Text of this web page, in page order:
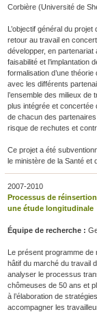
Corbière (Université de
L’objectif général du
retour au travail en
développer, en
faisabilité et l’implantation
formalisation d’une
avec les différents
l’ensemble des milieux
plus intégrée et concertée
de chacun des
risque de rechutes et
Ce projet a été
le ministère de la Santé
2007-2010
Processus de
une étude longitudinale
Équipe de recherche :
Le présent programme de
hâtif du marché du travail
analyser le processus
chômeuses de 50 ans et
à l’élaboration de
accompagner les